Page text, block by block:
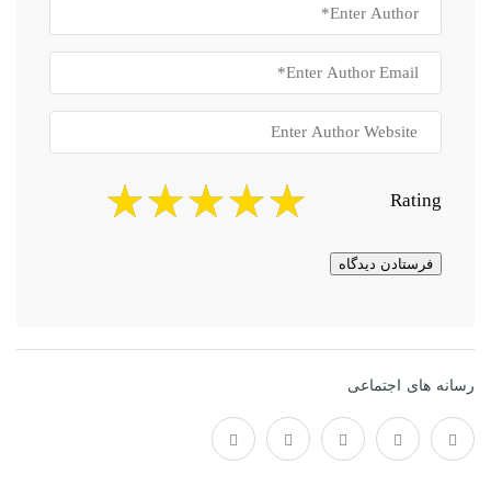
Rating
رسانه های اجتماعی